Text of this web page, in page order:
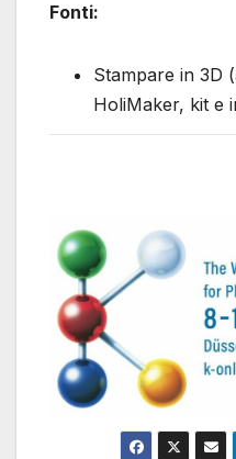
Fonti:
Stampare in 3D
HoliMaker, kit e